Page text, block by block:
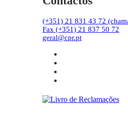
(+351) 21 831 43 72
Fax (+351) 21 837 50 72
geral@cpr.pt